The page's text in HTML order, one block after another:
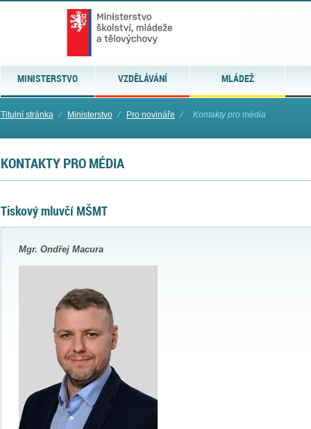
MINISTERSTVO VZDĚLÁVÁNÍ MLÁDEŽ
Titulní stránka ⁄ Ministerstvo ⁄ Pro novináře ⁄ Kontakty pro média
KONTAKTY PRO MÉDIA
Tiskový mluvčí MŠMT
Mgr. Ondřej Macura